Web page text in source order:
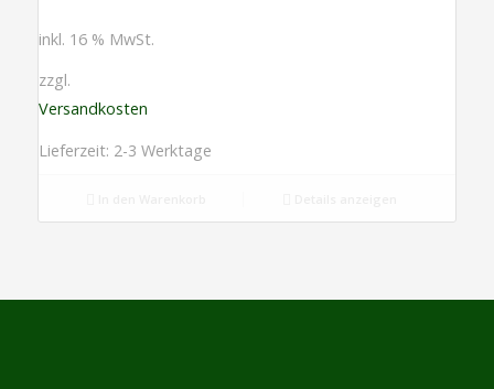
inkl. 16 % MwSt.
zzgl.
Versandkosten
Lieferzeit: 2-3 Werktage